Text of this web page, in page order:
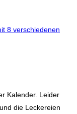
8 verschiedenen
Kalender. Leider
die Leckereien